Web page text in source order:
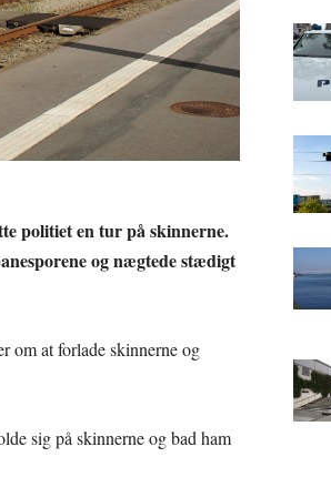
politiet en tur på skinnerne.
og nægtede stædigt
om at forlade skinnerne og
sig på skinnerne og bad ham